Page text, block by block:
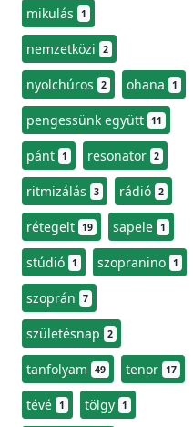
mikulás 1
nemzetközi 2
nyolchúros 2 ohana 1
pengessünk együtt 11
pánt 1 resonator 2
ritmizálás 3 rádió 2
rétegelt 19 sapele 1
stúdió 1 szopranino 1
szoprán 7
születésnap 2
tanfolyam 49 tenor 17
tévé 1 tölgy 1